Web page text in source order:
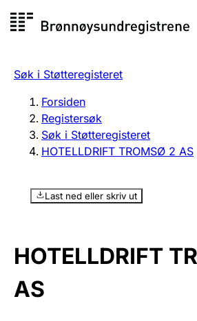
til
Registersøk
Aksjeselskap
Enkeltpersonforetak
Registrere, endre, slette
Flere organisasjonsformer
Søk i Støtteregisteret
Forsiden
Registersøk
Søk i Støtteregisteret
HOTELLDRIFT TROMSØ 2 AS
Last ned eller skriv ut
HOTELLDRIFT
AS